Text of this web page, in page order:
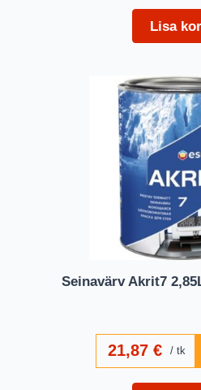
Lisa
Seinavärv Akrit7
21,87 € tk